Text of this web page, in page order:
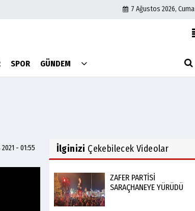
7 Ağustos 2026, Cuma
SPOR GÜNDEM
İletişim
2021 - 01:55 İlginizi Çekebilecek Videolar
ZAFER PARTİSİ
SARAÇHANEYE YÜRÜDÜ